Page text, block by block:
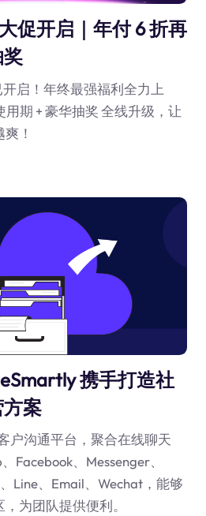
促开启｜年付 6 折再
启！年终最强福利全力上
用期 + 豪华抽奖 全线升级，让
！
携手打造社
案
户沟通平台，聚合在线聊天
Facebook、Messenger、
Line、Email、Wechat，能够
为团队提供便利。